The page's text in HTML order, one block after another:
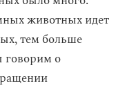
животных идет
тем больше
говорим о